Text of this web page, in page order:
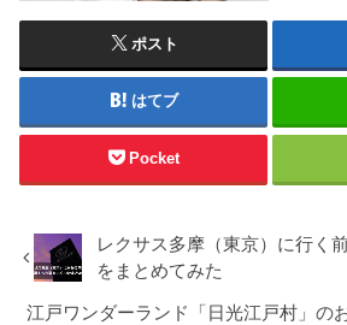
ポスト
はてブ
Pocket
レクサス多摩（東京）に行く
をまとめてみた
江戸ワンダーランド「日光江戸村」の